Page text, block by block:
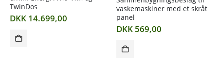
vaskemaskiner med et skråt
panel